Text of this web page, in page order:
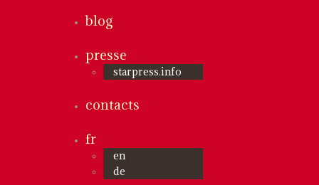
blog
presse
starpress.info
contacts
fr
en
de